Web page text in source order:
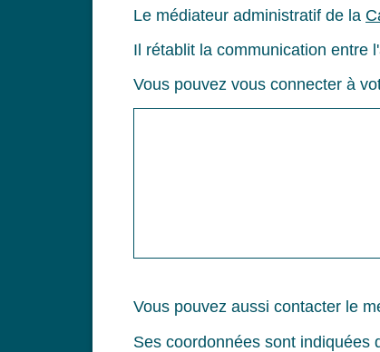
Le médiateur administratif de la
Il rétablit la communication entre
Vous pouvez vous connecter à
Vous pouvez aussi contacter le
Ses coordonnées sont indiquées